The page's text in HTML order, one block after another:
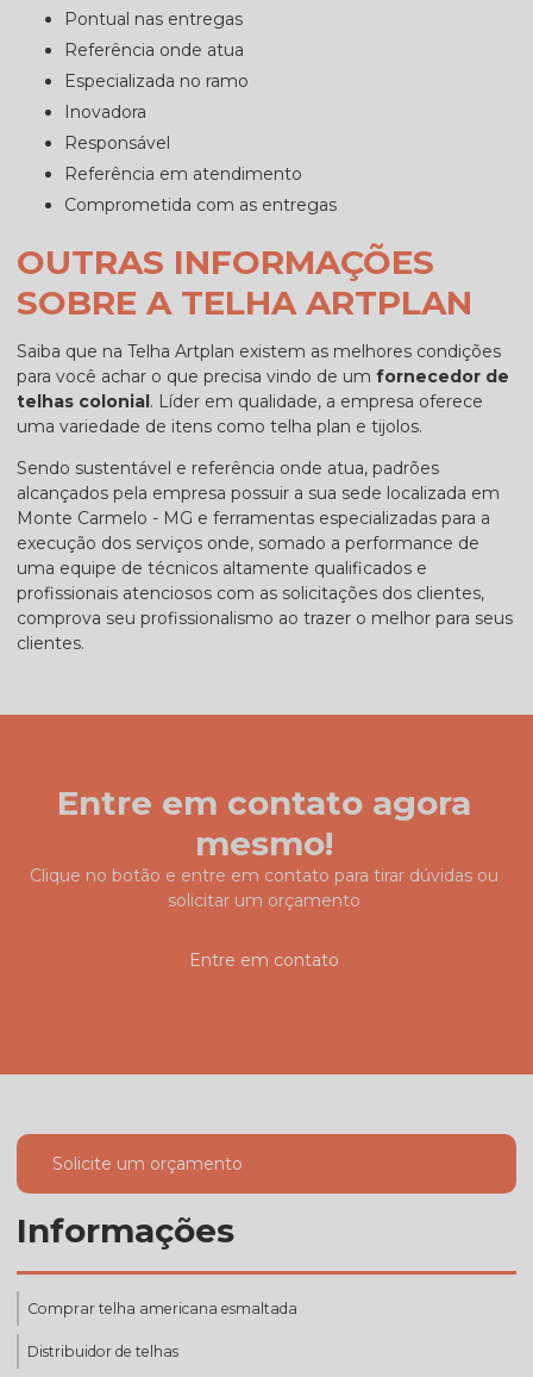
pontual nas entregas
referência onde atua
especializada no ramo
inovadora
responsável
referência em atendimento
comprometida com as entregas
OUTRAS INFORMAÇÕES
SOBRE A TELHA ARTPLAN
Saiba que na Telha Artplan existem as melhores condições
para você achar o que precisa vindo de um fornecedor de
telhas colonial. Líder em qualidade, a empresa oferece
uma variedade de itens como telha plan e tijolos.
Sendo sustentável e referência onde atua, padrões
alcançados pela empresa possuir a sua sede localizada em
Monte Carmelo - MG e ferramentas especializadas para a
execução dos serviços onde, somado a performance de
uma equipe de técnicos altamente qualificados e
profissionais atenciosos com as solicitações dos clientes,
comprova seu profissionalismo ao trazer o melhor para seus
clientes.
Entre em contato agora
mesmo!
Clique no botão e entre em contato para tirar dúvidas ou
solicitar um orçamento
Entre em contato
Solicite um orçamento
Informações
Comprar telha americana esmaltada
Distribuidor de telhas